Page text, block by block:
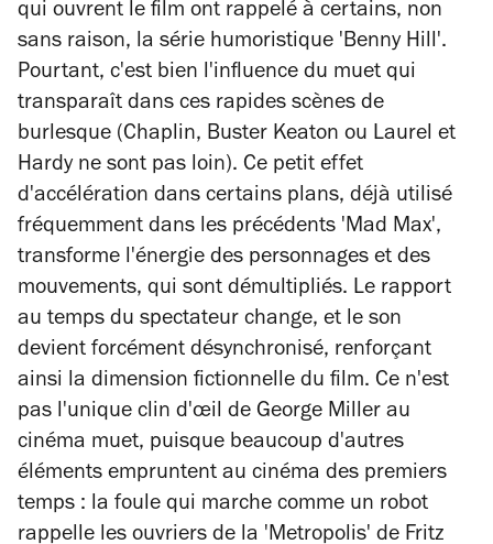
qui ouvrent le film ont rappelé à certains, non
sans raison, la série humoristique 'Benny Hill'.
Pourtant, c'est bien l'influence du muet qui
transparaît dans ces rapides scènes de
burlesque (Chaplin, Buster Keaton ou Laurel et
Hardy ne sont pas loin). Ce petit effet
d'accélération dans certains plans, déjà utilisé
fréquemment dans les précédents 'Mad Max',
transforme l'énergie des personnages et des
mouvements, qui sont démultipliés. Le rapport
au temps du spectateur change, et le son
devient forcément désynchronisé, renforçant
ainsi la dimension fictionnelle du film. Ce n'est
pas l'unique clin d'œil de George Miller au
cinéma muet, puisque beaucoup d'autres
éléments empruntent au cinéma des premiers
temps : la foule qui marche comme un robot
rappelle les ouvriers de la 'Metropolis' de Fritz